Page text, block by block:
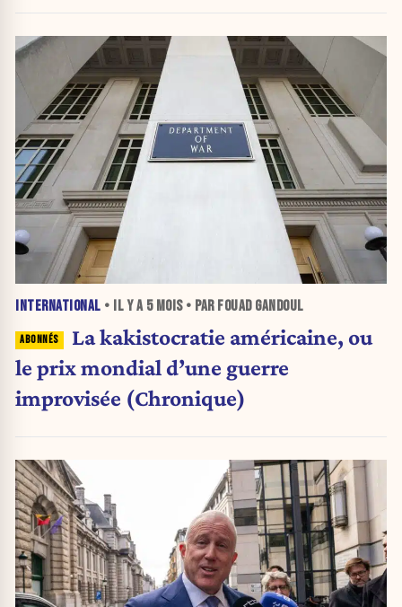
INTERNATIONAL • IL Y A 5 MOIS• PAR FOUAD GANDOUL
La kakistocratie américaine, ou
le prix mondial d’une guerre
improvisée (Chronique)